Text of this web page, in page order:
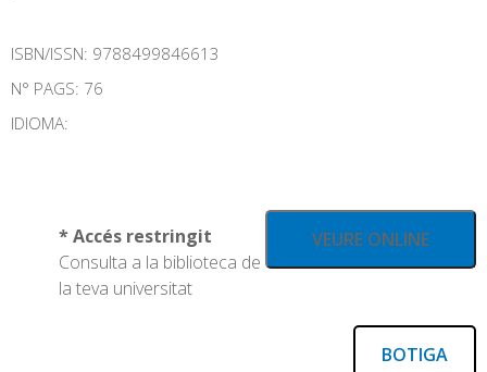
ISBN/ISSN: 9788499846613
N° PAGS: 76
IDIOMA:
VEURE ONLINE
* Accés restringit
Consulta a la biblioteca de
la teva universitat
BOTIGA